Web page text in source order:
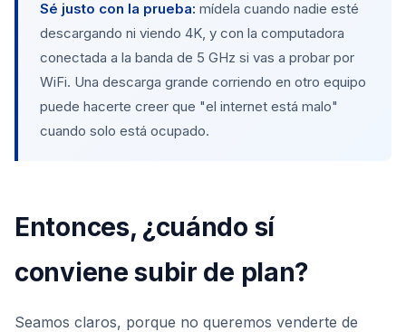
Sé justo con la prueba: mídela cuando nadie esté
descargando ni viendo 4K, y con la computadora
conectada a la banda de 5 GHz si vas a probar por
WiFi. Una descarga grande corriendo en otro equipo
puede hacerte creer que "el internet está malo"
cuando solo está ocupado.
Entonces, ¿cuándo sí
conviene subir de plan?
Seamos claros, porque no queremos venderte de